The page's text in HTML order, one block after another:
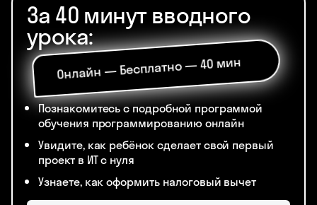
За 40 минут вводного
урока:
Онлайн — Бесплатно — 40 мин
Познакомитесь с подробной программой
обучения программированию онлайн
Увидите, как ребёнок сделает свой первый
проект в ИТ с нуля
Узнаете, как оформить налоговый вычет